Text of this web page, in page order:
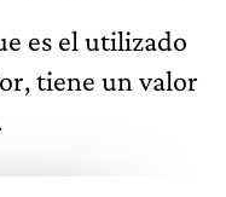
es el utilizado
tiene un valor